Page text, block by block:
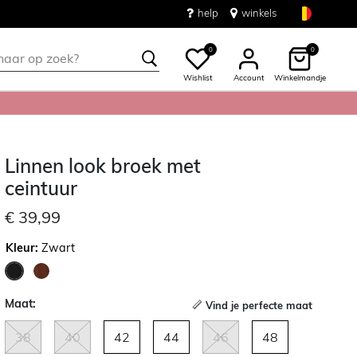
help winkels
0
Wishlist Account
0
Winkelmandje
Linnen look broek met
ceintuur
€ 39,99
Kleur:Zwart
Maat: Vind je perfecte maat
38 40 42 44 46 48